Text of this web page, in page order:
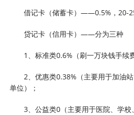
借记卡（储蓄卡）——0.5%，20-
贷记卡（信用卡）——分为三种
1、标准类0.6%（刷一万块钱手续
2、优惠类0.38%（主要用于加油
单位）；
3、公益类0（主要用于医院、学校